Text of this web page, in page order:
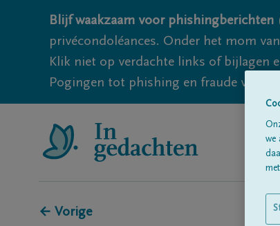
Blijf waakzaam voor
privécondoléances. Onder het mom
Klik niet op verdachte links of bijlagen
Pogingen tot phishing en fraude
← Vorige
we